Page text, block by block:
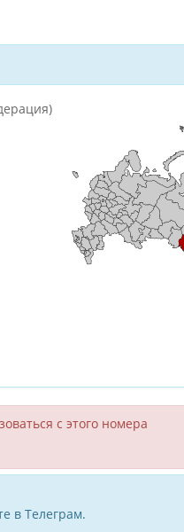
с этого номера
в Телеграм.